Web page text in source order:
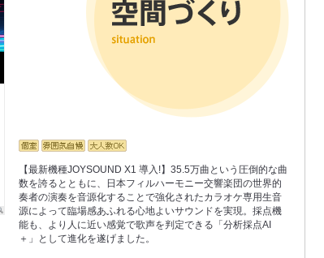
【最新機種JOYSOUND X1 導入!】35.5万曲という圧倒的な曲
数を誇るとともに、日本フィルハーモニー交響楽団の世界的
奏者の演奏を音源化することで強化されたカラオケ専用生音
源によって臨場感あふれる心地よいサウンドを実現。採点機
能も、より人に近い感覚で歌声を判定できる「分析採点AI
＋」として進化を遂げました。